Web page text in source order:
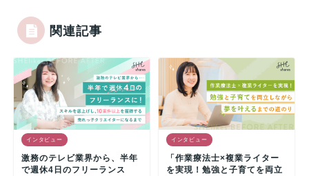
関連記事
インタビュー
激務のテレビ業界から、半年
で週休4日のフリーランス
インタビュー
「作業療法士×複業ライター
を実現！勉強と子育てを両立